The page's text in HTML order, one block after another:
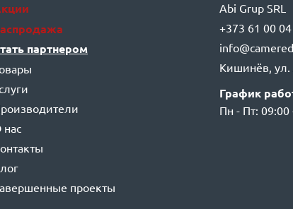
партнером
нас
проекты
Abi Grup SRL
+373 61 00
Кишинёв, ул.
График
Пн - Пт: 09:00